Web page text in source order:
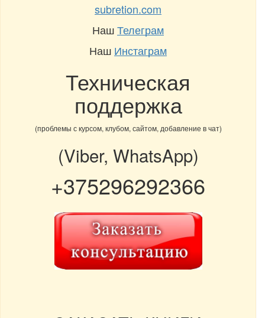
subretion.com
НашТелеграм
Наш Инстаграм
Техническая
поддержка
(проблемы с курсом, клубом, сайтом, добавление в чат)
(Viber, WhatsApp)
+375296292366